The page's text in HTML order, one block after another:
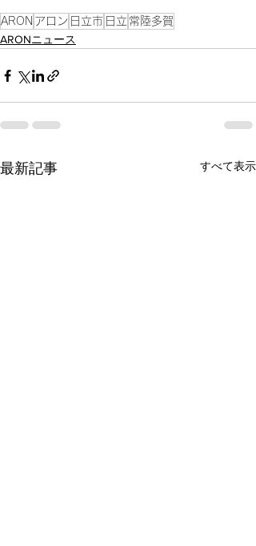
ARON アロン 日立市 日立 常陸多賀
ARONニュース
最新記事 すべて表示